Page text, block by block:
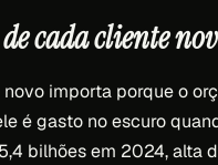
cada cliente
importa porque o
é gasto no escuro
bilhões em 2024, alta